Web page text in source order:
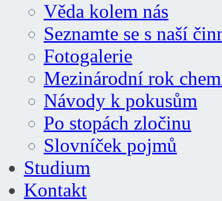
Věda kolem nás
Seznamte se s naší
Fotogalerie
Mezinárodní rok
Návody k pokusům
Po stopách zločinu
Slovníček pojmů
Studium
Kontakt